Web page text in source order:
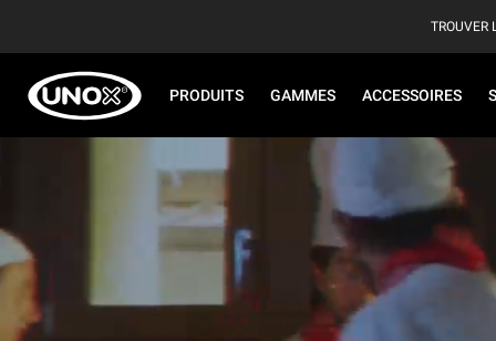
TROUVER
PRODUITS GAMMES ACCESSOIRES